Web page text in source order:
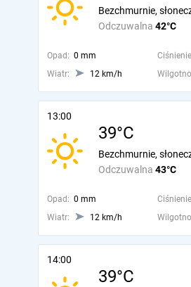
Odczuwalna 42°C
Bezchmurnie,
Opad: 0 mm
Wiatr:
12 km/h
13:00
39°C
Odczuwalna 43°C
Bezchmurnie,
Opad: 0 mm
Wiatr:
12 km/h
14:00
39°C